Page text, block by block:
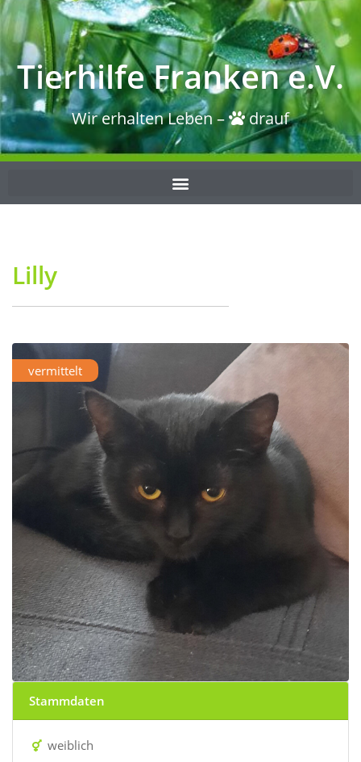
Tierhilfe Franken e.V.
Wir erhalten Leben – drauf
Lilly
vermittelt
Stammdaten
weiblich